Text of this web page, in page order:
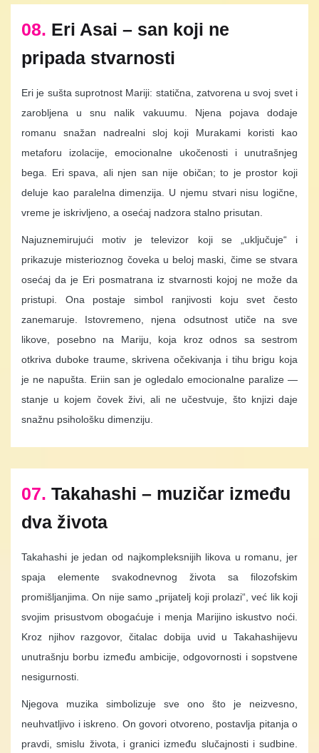
08. Eri Asai – san koji ne
pripada stvarnosti
Eri je sušta suprotnost Mariji: statična, zatvorena u svoj svet i
zarobljena u snu nalik vakuumu. Njena pojava dodaje
romanu snažan nadrealni sloj koji Murakami koristi kao
metaforu izolacije, emocionalne ukočenosti i unutrašnjeg
bega. Eri spava, ali njen san nije običan; to je prostor koji
deluje kao paralelna dimenzija. U njemu stvari nisu logične,
vreme je iskrivljeno, a osećaj nadzora stalno prisutan.
Najuznemirujući motiv je televizor koji se „uključuje“ i
prikazuje misterioznog čoveka u beloj maski, čime se stvara
osećaj da je Eri posmatrana iz stvarnosti kojoj ne može da
pristupi. Ona postaje simbol ranjivosti koju svet često
zanemaruje. Istovremeno, njena odsutnost utiče na sve
likove, posebno na Mariju, koja kroz odnos sa sestrom
otkriva duboke traume, skrivena očekivanja i tihu brigu koja
je ne napušta. Eriin san je ogledalo emocionalne paralize —
stanje u kojem čovek živi, ali ne učestvuje, što knjizi daje
snažnu psihološku dimenziju.
07. Takahashi – muzičar između
dva života
Takahashi je jedan od najkompleksnijih likova u romanu, jer
spaja elemente svakodnevnog života sa filozofskim
promišljanjima. On nije samo „prijatelj koji prolazi“, već lik koji
svojim prisustvom obogaćuje i menja Marijino iskustvo noći.
Kroz njihov razgovor, čitalac dobija uvid u Takahashijevu
unutrašnju borbu između ambicije, odgovornosti i sopstvene
nesigurnosti.
Njegova muzika simbolizuje sve ono što je neizvesno,
neuhvatljivo i iskreno. On govori otvoreno, postavlja pitanja o
pravdi, smislu života, i granici između slučajnosti i sudbine.